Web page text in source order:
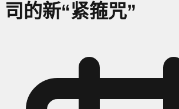
司的新“紧箍咒”